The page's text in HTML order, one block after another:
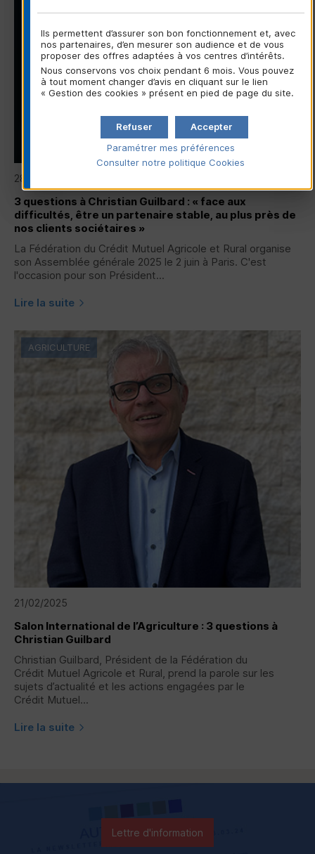
28/05/2025
3 questions à Christian Guilbard : « face aux
difficultés, être un partenaire stable, au plus près de
nos clients sociétaires »
La Fédération du Crédit Mutuel Agricole et Rural organise
son Assemblée générale 2025 le 2 juin à Paris. C'est
l'occasion pour son Président...
Lire la suite
21/02/2025
Salon International de l’Agriculture : 3 questions à
Christian Guilbard
Christian Guilbard, Président de la Fédération du
Crédit Mutuel Agricole et Rural, prend la parole sur les
sujets d’actualité et les actions engagées par le
Crédit Mutuel...
Lire la suite
AGRICULTURE
Lettre d'information
Ils permettent d’assurer son bon fonctionnement et, avec
nos partenaires, d’en mesurer son audience et de vous
proposer des offres adaptées à vos centres d’intérêts.
Nous conservons vos choix pendant 6 mois. Vous pouvez
à tout moment changer d’avis en cliquant sur le lien
« Gestion des cookies » présent en pied de page du site.
Accepter
Refuser
Paramétrer mes préférences
Consulter notre politique Cookies